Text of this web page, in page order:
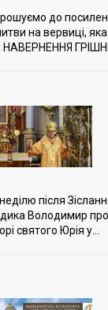
до
на вервиці,
НАВЕРНЕННЯ
після
Володимир
святого Юрія у...